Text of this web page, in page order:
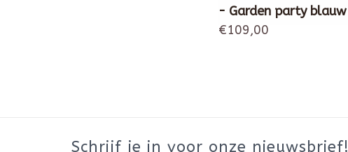
- Garden party blauw
€109,00
Schrijf je in voor onze nieuwsbrief!